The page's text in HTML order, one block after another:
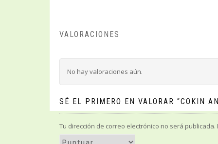
VALORACIONES
No hay valoraciones aún.
SÉ EL PRIMERO EN VALORAR “COKIN
Tu dirección de correo electrónico no será publicada.